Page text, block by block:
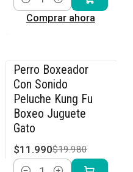
Cantidad
Comprar ahora
-40% OFF
Perro Boxeador
Con Sonido
Peluche Kung Fu
Boxeo Juguete
Gato
$11.990$19.980